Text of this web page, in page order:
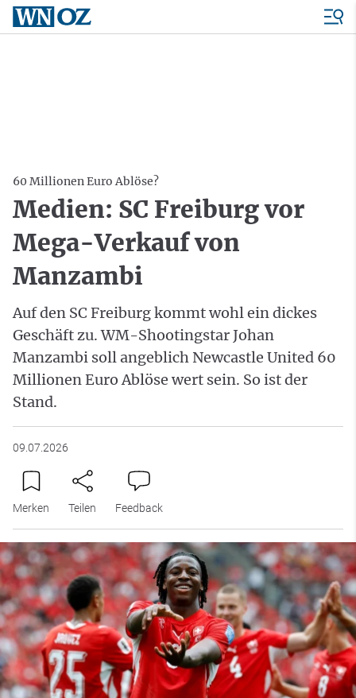
60 Millionen Euro Ablöse?
Medien: SC Freiburg vor
Mega-Verkauf von
Manzambi
Auf den SC Freiburg kommt wohl ein dickes
Geschäft zu. WM-Shootingstar Johan
Manzambi soll angeblich Newcastle United 60
Millionen Euro Ablöse wert sein. So ist der
Stand.
09.07.2026
Merken Teilen Feedback